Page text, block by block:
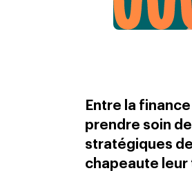
Entre la
prendre soin
stratégiques
chapeaute leur